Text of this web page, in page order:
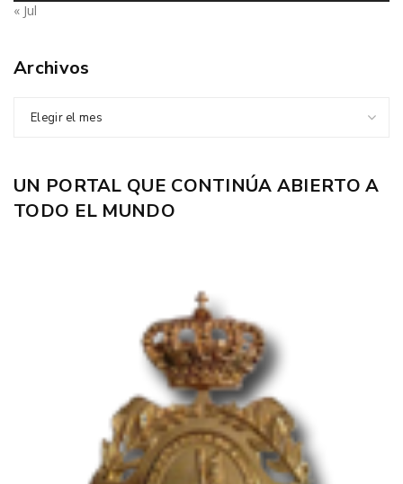
« Jul
Archivos
Elegir el mes
UN PORTAL QUE CONTINÚA ABIERTO A
TODO EL MUNDO